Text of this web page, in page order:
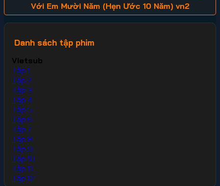
Với Em Mười Năm (Hẹn Ước 10 Năm) vn2
Danh sách tập phim
Vietsub
Tập 1
Tập 2
Tập 3
Tập 4
Tập 5
Tập 6
Tập 7
Tập 8
Tập 9
Tập 10
Tập 11
Tập 12